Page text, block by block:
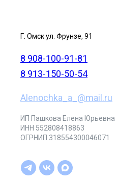
Г. Омск ул. Фрунзе, 91
8 908-100-91-81
8 913-150-50-54
Alenochka_a_@mail.ru
ИП Пашкова Елена Юрьевна
ИНН 552808418863
ОГРНИП 318554300046071